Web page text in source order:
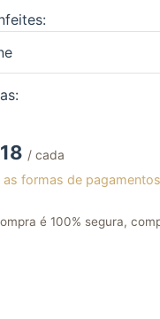
/ cada
as formas de pagamentos
é 100% segura,